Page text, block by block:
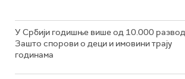
У Србији годишње више од 10.000
Зашто спорови о деци и имовини трају
годинама